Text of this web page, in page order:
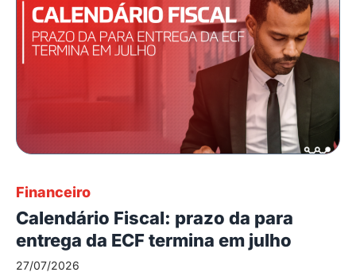
Financeiro
Calendário Fiscal: prazo da para
entrega da ECF termina em julho
27/07/2026